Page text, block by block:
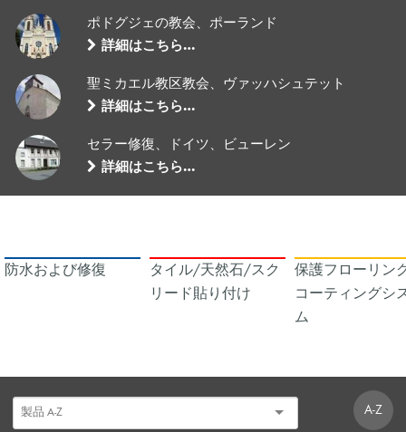
ポドグジェの教会、ポーランド
詳細はこちら…
聖ミカエル教区教会、ヴァッハシュテット
詳細はこちら…
セラー修復、ドイツ、ビューレン
詳細はこちら…
防水および修復
タイル/天然石/スク
リード貼り付け
保護フローリン
コーティングシ
ム
A-Z